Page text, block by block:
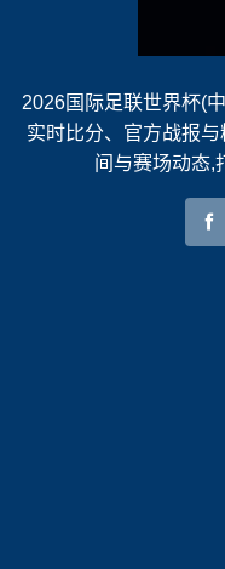
2026国际足联世界杯(
实时比分、官方战报
间与赛场动态,